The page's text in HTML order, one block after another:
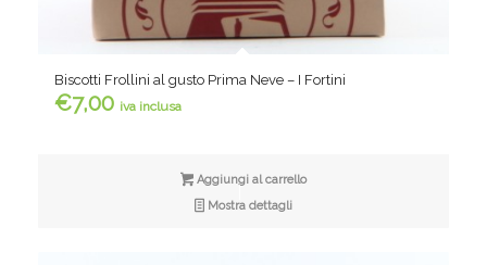
Biscotti Frollini al gusto Prima Neve – I Fortini
€7,00 iva inclusa
Aggiungi al carrello
Mostra dettagli